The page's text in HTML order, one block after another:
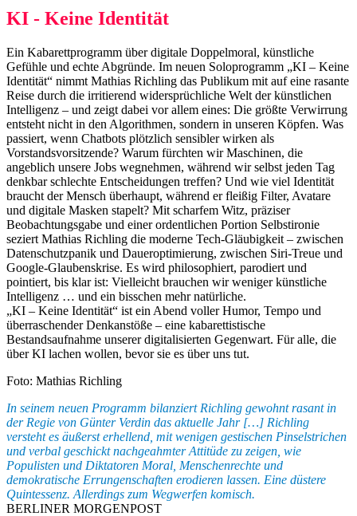
KI - Keine Identität
Ein Kabarettprogramm über digitale Doppelmoral, künstliche
Gefühle und echte Abgründe. Im neuen Soloprogramm „KI – Keine
Identität“ nimmt Mathias Richling das Publikum mit auf eine rasante
Reise durch die irritierend widersprüchliche Welt der künstlichen
Intelligenz – und zeigt dabei vor allem eines: Die größte Verwirrung
entsteht nicht in den Algorithmen, sondern in unseren Köpfen. Was
passiert, wenn Chatbots plötzlich sensibler wirken als
Vorstandsvorsitzende? Warum fürchten wir Maschinen, die
angeblich unsere Jobs wegnehmen, während wir selbst jeden Tag
denkbar schlechte Entscheidungen treffen? Und wie viel Identität
braucht der Mensch überhaupt, während er fleißig Filter, Avatare
und digitale Masken stapelt? Mit scharfem Witz, präziser
Beobachtungsgabe und einer ordentlichen Portion Selbstironie
seziert Mathias Richling die moderne Tech-Gläubigkeit – zwischen
Datenschutzpanik und Daueroptimierung, zwischen Siri-Treue und
Google-Glaubenskrise. Es wird philosophiert, parodiert und
pointiert, bis klar ist: Vielleicht brauchen wir weniger künstliche
Intelligenz … und ein bisschen mehr natürliche.
„KI – Keine Identität“ ist ein Abend voller Humor, Tempo und
überraschender Denkanstöße – eine kabarettistische
Bestandsaufnahme unserer digitalisierten Gegenwart. Für alle, die
über KI lachen wollen, bevor sie es über uns tut.
Foto: Mathias Richling
In seinem neuen Programm bilanziert Richling gewohnt rasant in
der Regie von Günter Verdin das aktuelle Jahr […] Richling
versteht es äußerst erhellend, mit wenigen gestischen Pinselstrichen
und verbal geschickt nachgeahmter Attitüde zu zeigen, wie
Populisten und Diktatoren Moral, Menschenrechte und
demokratische Errungenschaften erodieren lassen. Eine düstere
Quintessenz. Allerdings zum Wegwerfen komisch.
BERLINER MORGENPOST